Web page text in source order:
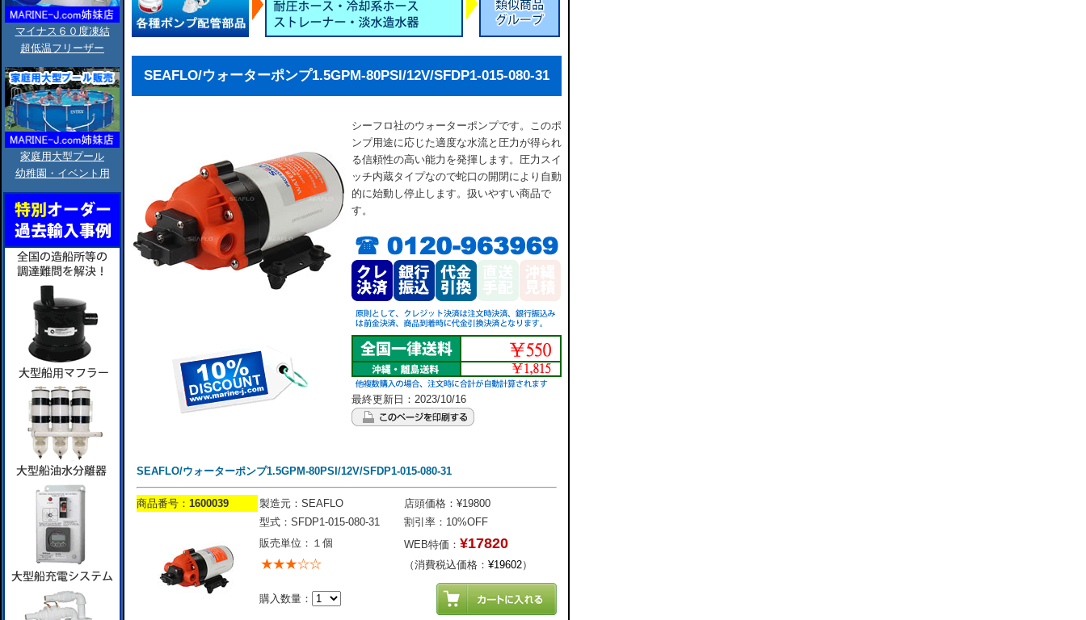
マイナス６０度凍結
超低温フリーザー
家庭用大型プール
幼稚園・イベント用
SEAFLO/ウォーターポンプ1.5GPM-80PSI/12V/SFDP1-015-080-31
シーフロ社のウォーターポンプです。このポ
ンプ用途に応じた適度な水流と圧力が得られ
る信頼性の高い能力を発揮します。圧力スイ
ッチ内蔵タイプなので蛇口の開閉により自動
的に始動し停止します。扱いやすい商品で
す。
最終更新日：2023/10/16
SEAFLO/ウォーターポンプ1.5GPM-80PSI/12V/SFDP1-015-080-31
商品番号： 1600039 製造元：SEAFLO
店頭価格：¥19800
型式：SFDP1-015-080-31
割引率：10%OFF
販売単位：１個
WEB特価： ¥17820
（消費税込価格： ¥19602）
購入数量：